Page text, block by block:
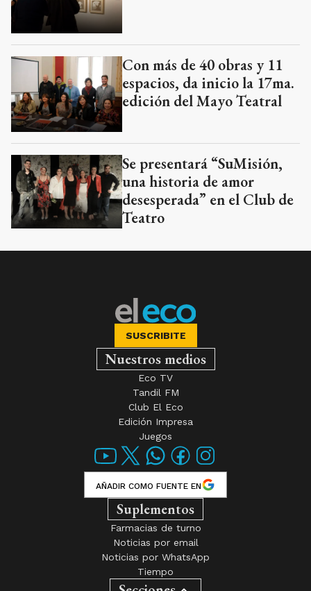
Con más de 40 obras y 11
espacios, da inicio la 17ma.
edición del Mayo Teatral
Se presentará “SuMisión,
una historia de amor
desesperada” en el Club de
Teatro
SUSCRIBITE
Nuestros medios
Eco TV
Tandil FM
Club El Eco
Edición Impresa
Juegos
AÑADIR COMO FUENTE EN
Suplementos
Farmacias de turno
Noticias por email
Noticias por WhatsApp
Tiempo